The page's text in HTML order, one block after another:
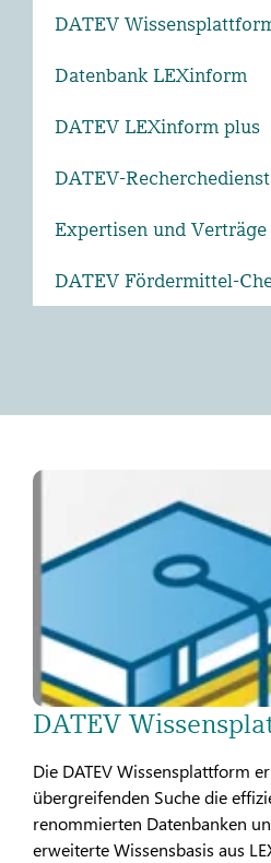
DATEV
Datenbank LEXinform
DATEV LEXinform plus
DATEV-Recherchedienst
Expertisen und Verträge
DATEV Fördermittel-
DATEV
Die DATEV Wissensplattform
übergreifenden Suche die
renommierten Datenbanken
erweiterte Wissensbasis aus